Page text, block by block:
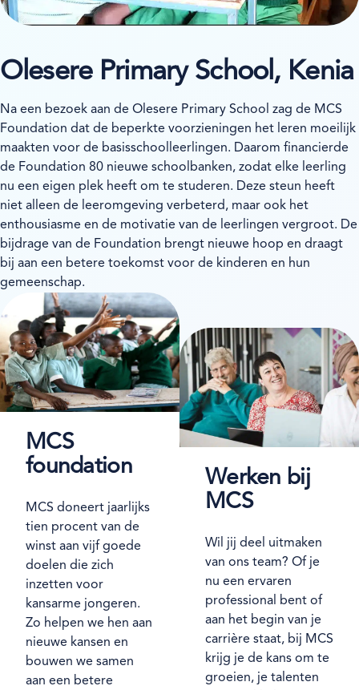
Olesere Primary School, Kenia
Na een bezoek aan de Olesere Primary School zag de MCS
Foundation dat de beperkte voorzieningen het leren moeilijk
maakten voor de basisschoolleerlingen. Daarom financierde
de Foundation 80 nieuwe schoolbanken, zodat elke leerling
nu een eigen plek heeft om te studeren. Deze steun heeft
niet alleen de leeromgeving verbeterd, maar ook het
enthousiasme en de motivatie van de leerlingen vergroot. De
bijdrage van de Foundation brengt nieuwe hoop en draagt
bij aan een betere toekomst voor de kinderen en hun
gemeenschap.
MCS
foundation
MCS doneert jaarlijks
tien procent van de
winst aan vijf goede
doelen die zich
inzetten voor
kansarme jongeren.
Zo helpen we hen aan
nieuwe kansen en
bouwen we samen
aan een betere
Werken bij
MCS
Wil jij deel uitmaken
van ons team? Of je
nu een ervaren
professional bent of
aan het begin van je
carrière staat, bij MCS
krijg je de kans om te
groeien, je talenten